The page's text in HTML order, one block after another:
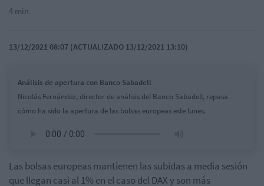
4 min
13/12/2021 08:07 (ACTUALIZADO 13/12/2021 13:10)
Análisis de apertura con Banco Sabadell
Nicolás Fernández, director de análisis del Banco Sabadell, repasa
cómo ha sido la apertura de las bolsas europeas este lunes.
Las bolsas europeas mantienen las subidas a media sesión
que llegan casi al 1% en el caso del DAX y son más